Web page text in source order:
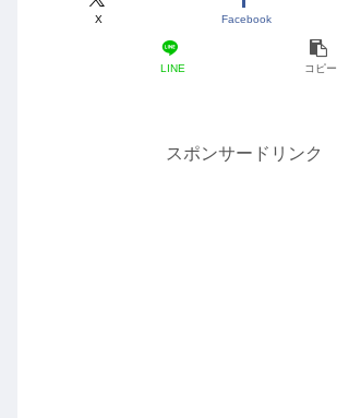
X Facebook
LINE コピー
スポンサードリンク